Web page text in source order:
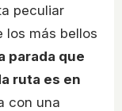
peculiar
los más bellos
parada que
ruta es en
con una